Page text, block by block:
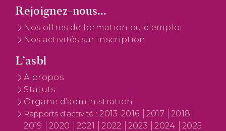
Rejoignez-nous...
Nos offres de formation ou d’emploi
Nos activités sur inscription
L’asbl
À propos
Statuts
Organe d’administration
Rapports d’activité :2013-2016 2017
2018
2019
2020 2021 2022 2023 2024
2025